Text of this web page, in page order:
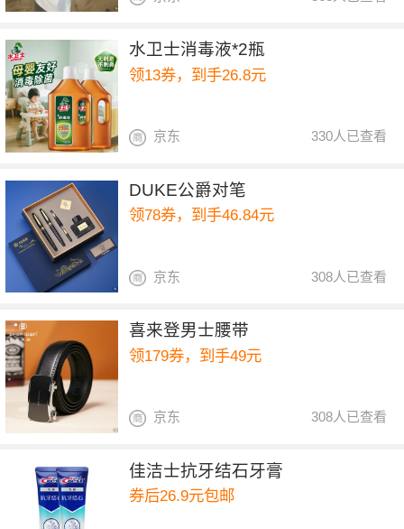
水卫士消毒液*2瓶
领13券，到手26.8元
330人已查看
京东
DUKE公爵对笔
领78券，到手46.84元
308人已查看
京东
喜来登男士腰带
领179券，到手49元
308人已查看
京东
佳洁士抗牙结石牙膏
券后26.9元包邮